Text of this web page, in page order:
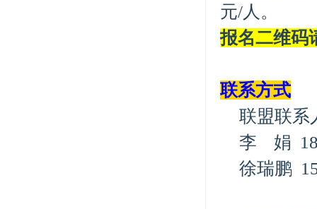
元/人。
报名二维码
联系方式
联盟联系
李 娟
徐瑞鹏